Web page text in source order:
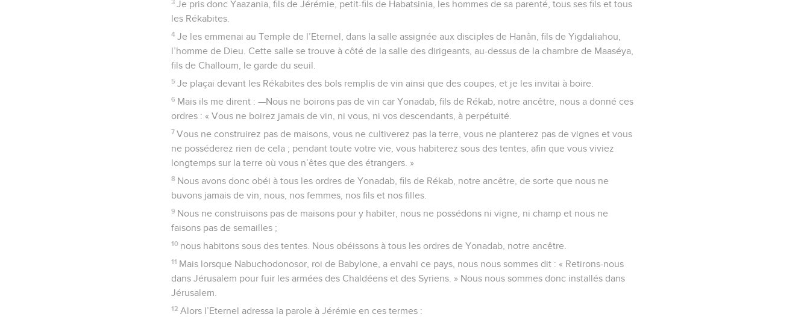
3 Je pris donc Yaazania, fils de Jérémie, petit-fils de Habatsinia, les hommes de sa parenté, tous ses fils et tous
les Rékabites.
4 Je les emmenai au Temple de l’Eternel, dans la salle assignée aux disciples de Hanân, fils de Yigdaliahou,
l’homme de Dieu. Cette salle se trouve à côté de la salle des dirigeants, au-dessus de la chambre de Maaséya,
fils de Challoum, le garde du seuil.
5 Je plaçai devant les Rékabites des bols remplis de vin ainsi que des coupes, et je les invitai à boire.
6 Mais ils me dirent : —Nous ne boirons pas de vin car Yonadab, fils de Rékab, notre ancêtre, nous a donné ces
ordres : « Vous ne boirez jamais de vin, ni vous, ni vos descendants, à perpétuité.
7 Vous ne construirez pas de maisons, vous ne cultiverez pas la terre, vous ne planterez pas de vignes et vous
ne posséderez rien de cela ; pendant toute votre vie, vous habiterez sous des tentes, afin que vous viviez
longtemps sur la terre où vous n’êtes que des étrangers. »
8 Nous avons donc obéi à tous les ordres de Yonadab, fils de Rékab, notre ancêtre, de sorte que nous ne
buvons jamais de vin, nous, nos femmes, nos fils et nos filles.
9 Nous ne construisons pas de maisons pour y habiter, nous ne possédons ni vigne, ni champ et nous ne
faisons pas de semailles ;
10 nous habitons sous des tentes. Nous obéissons à tous les ordres de Yonadab, notre ancêtre.
11 Mais lorsque Nabuchodonosor, roi de Babylone, a envahi ce pays, nous nous sommes dit : « Retirons-nous
dans Jérusalem pour fuir les armées des Chaldéens et des Syriens. » Nous nous sommes donc installés dans
Jérusalem.
12 Alors l’Eternel adressa la parole à Jérémie en ces termes :